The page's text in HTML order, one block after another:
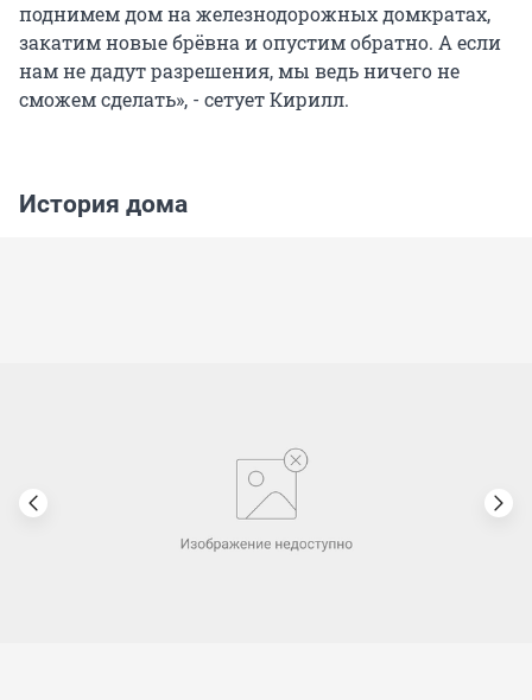
поднимем дом на железнодорожных домкратах,
закатим новые брёвна и опустим обратно. А если
нам не дадут разрешения, мы ведь ничего не
сможем сделать», - сетует Кирилл.
История дома